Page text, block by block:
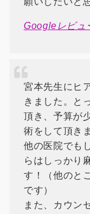
Googleレビュ
宮本先生にヒ
きました。と
頂き、予算が
術をして頂き
他の医院でも
らはしっかり
す！（他のと
です）
また、カウン